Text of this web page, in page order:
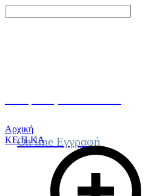
On line Εγγραφή
Αρχική
ΚΕ.Π.ΚΑ